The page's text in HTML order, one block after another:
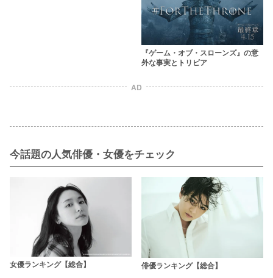
『ゲーム・オブ・スローンズ』の意
外な事実とトリビア
AD
今話題の人気俳優・女優をチェック
女優ランキング【総合】 俳優ランキング【総合】